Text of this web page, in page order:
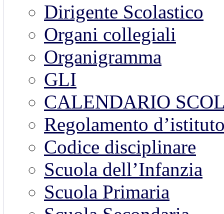
Dirigente Scolastico
Organi collegiali
Organigramma
GLI
CALENDARIO
Regolamento
Codice disciplinare
Scuola dell’Infanzia
Scuola Primaria